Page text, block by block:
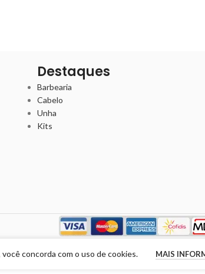
Destaques
Barbearia
Cabelo
Unha
Kits
concorda com o uso de cookies. MAIS